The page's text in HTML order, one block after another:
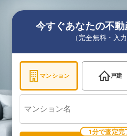
今すぐあなたの不
（完全無料・入力
マンション 戸建
1分で査定完